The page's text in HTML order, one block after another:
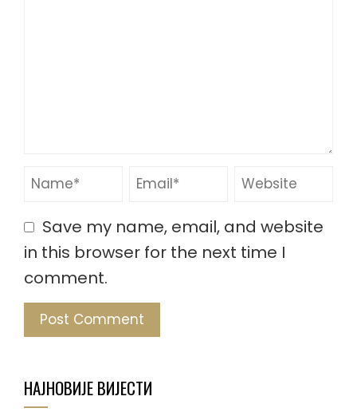
Save my name, email, and website
in this browser for the next time I
comment.
НАЈНОВИЈЕ ВИЈЕСТИ